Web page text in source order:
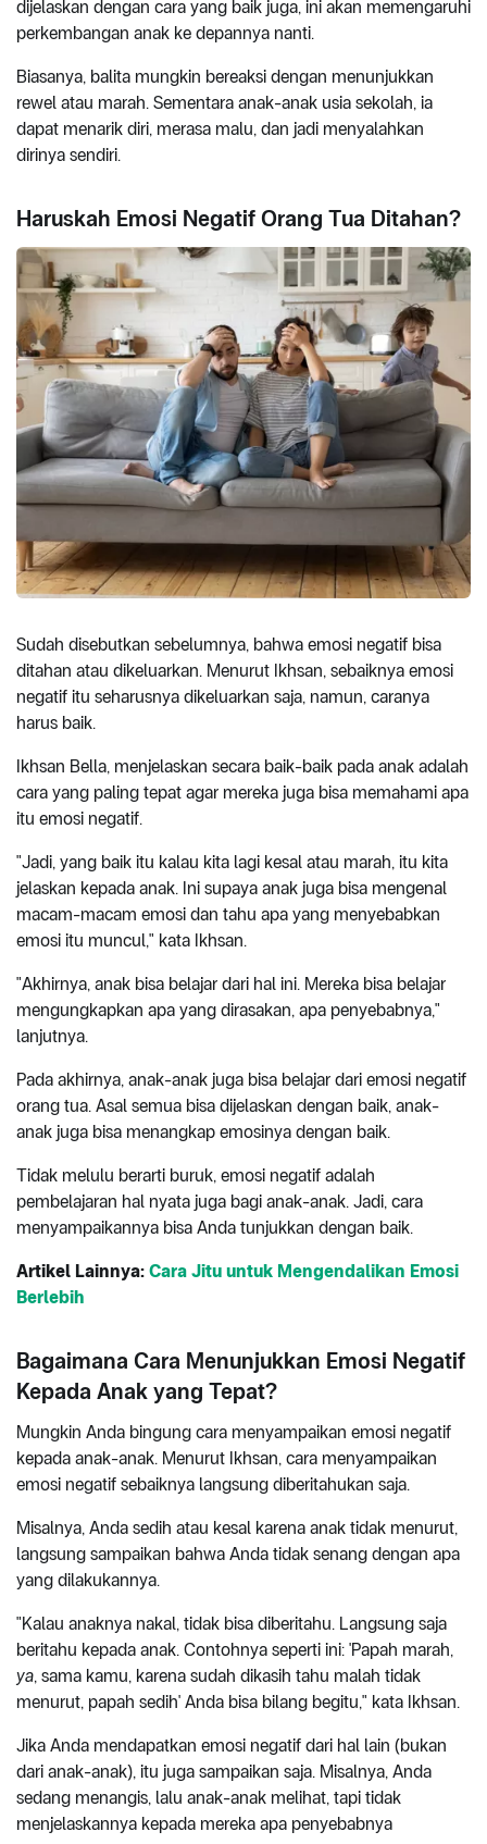
dijelaskan dengan cara yang baik juga, ini akan memengaruhi
perkembangan anak ke depannya nanti.
Biasanya, balita mungkin bereaksi dengan menunjukkan
rewel atau marah. Sementara anak-anak usia sekolah, ia
dapat menarik diri, merasa malu, dan jadi menyalahkan
dirinya sendiri.
Haruskah Emosi Negatif Orang Tua Ditahan?
Sudah disebutkan sebelumnya, bahwa emosi negatif bisa
ditahan atau dikeluarkan. Menurut Ikhsan, sebaiknya emosi
negatif itu seharusnya dikeluarkan saja, namun, caranya
harus baik.
Ikhsan Bella, menjelaskan secara baik-baik pada anak adalah
cara yang paling tepat agar mereka juga bisa memahami apa
itu emosi negatif.
"Jadi, yang baik itu kalau kita lagi kesal atau marah, itu kita
jelaskan kepada anak. Ini supaya anak juga bisa mengenal
macam-macam emosi dan tahu apa yang menyebabkan
emosi itu muncul," kata Ikhsan.
"Akhirnya, anak bisa belajar dari hal ini. Mereka bisa belajar
mengungkapkan apa yang dirasakan, apa penyebabnya,"
lanjutnya.
Pada akhirnya, anak-anak juga bisa belajar dari emosi negatif
orang tua. Asal semua bisa dijelaskan dengan baik, anak-
anak juga bisa menangkap emosinya dengan baik.
Tidak melulu berarti buruk, emosi negatif adalah
pembelajaran hal nyata juga bagi anak-anak. Jadi, cara
menyampaikannya bisa Anda tunjukkan dengan baik.
Artikel Lainnya: Cara Jitu untuk Mengendalikan Emosi
Berlebih
Bagaimana Cara Menunjukkan Emosi Negatif
Kepada Anak yang Tepat?
Mungkin Anda bingung cara menyampaikan emosi negatif
kepada anak-anak. Menurut Ikhsan, cara menyampaikan
emosi negatif sebaiknya langsung diberitahukan saja.
Misalnya, Anda sedih atau kesal karena anak tidak menurut,
langsung sampaikan bahwa Anda tidak senang dengan apa
yang dilakukannya.
"Kalau anaknya nakal, tidak bisa diberitahu. Langsung saja
beritahu kepada anak. Contohnya seperti ini: 'Papah marah,
ya, sama kamu, karena sudah dikasih tahu malah tidak
menurut, papah sedih' Anda bisa bilang begitu," kata Ikhsan.
Jika Anda mendapatkan emosi negatif dari hal lain (bukan
dari anak-anak), itu juga sampaikan saja. Misalnya, Anda
sedang menangis, lalu anak-anak melihat, tapi tidak
menjelaskannya kepada mereka apa penyebabnya